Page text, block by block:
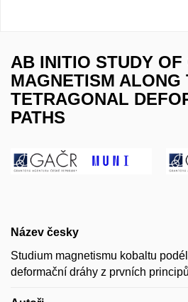
AB INITIO STUDY OF
MAGNETISM ALONG
TETRAGONAL
PATHS
Název česky
Studium magnetismu kobaltu
deformační dráhy z prvních principů